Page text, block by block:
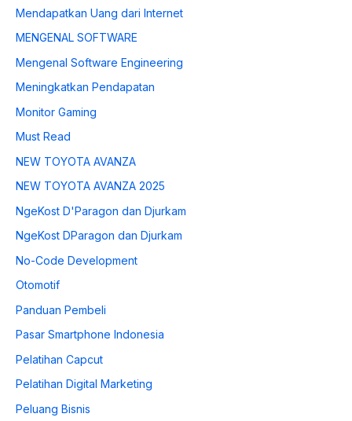
Mendapatkan Uang dari Internet
MENGENAL SOFTWARE
Mengenal Software Engineering
Meningkatkan Pendapatan
Monitor Gaming
Must Read
NEW TOYOTA AVANZA
NEW TOYOTA AVANZA 2025
NgeKost D'Paragon dan Djurkam
NgeKost DParagon dan Djurkam
No-Code Development
Otomotif
Panduan Pembeli
Pasar Smartphone Indonesia
Pelatihan Capcut
Pelatihan Digital Marketing
Peluang Bisnis